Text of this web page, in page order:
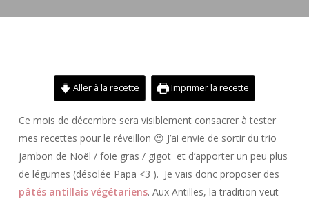
Aller à la recette Imprimer la recette
Ce mois de décembre sera visiblement consacrer à tester
mes recettes pour le réveillon 😉 J’ai envie de sortir du trio
jambon de Noël / foie gras / gigot et d’apporter un peu plus
de légumes (désolée Papa <3 ). Je vais donc proposer des
pâtés antillais végétariens. Aux Antilles, la tradition veut